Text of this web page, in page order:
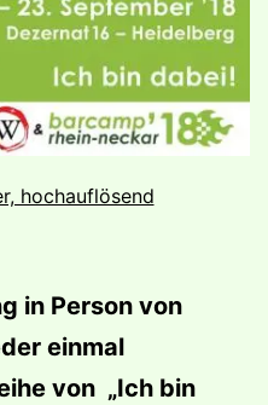
hochauflösend
in Person von
einmal
von „Ich bin